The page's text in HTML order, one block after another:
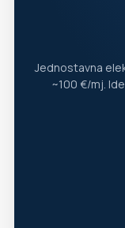
Jednostavna
~100 €/mj.